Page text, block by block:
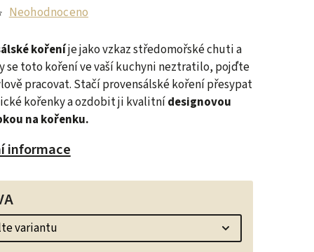
Neohodnoceno
kořeníje jako vzkaz středomořské chuti a
se toto koření ve vaší kuchyni neztratilo, pojďte
pracovat. Stačí provensálské koření přesypat
kořenky a ozdobit ji kvalitnídesignovou
na kořenku.
informace